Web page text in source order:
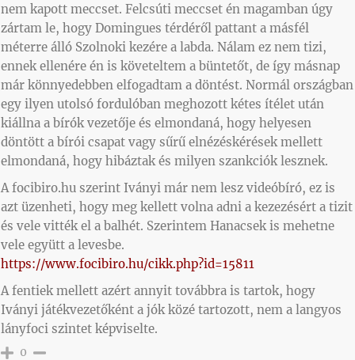
nem kapott meccset. Felcsúti meccset én magamban úgy
zártam le, hogy Domingues térdéről pattant a másfél
méterre álló Szolnoki kezére a labda. Nálam ez nem tizi,
ennek ellenére én is követeltem a büntetőt, de így másnap
már könnyedebben elfogadtam a döntést. Normál országban
egy ilyen utolsó fordulóban meghozott kétes ítélet után
kiállna a bírók vezetője és elmondaná, hogy helyesen
döntött a bírói csapat vagy sűrű elnézéskérések mellett
elmondaná, hogy hibáztak és milyen szankciók lesznek.
A focibiro.hu szerint Iványi már nem lesz videóbíró, ez is
azt üzenheti, hogy meg kellett volna adni a kezezésért a tizit
és vele vitték el a balhét. Szerintem Hanacsek is mehetne
vele együtt a levesbe.
https://www.focibiro.hu/cikk.php?id=15811
A fentiek mellett azért annyit továbbra is tartok, hogy
Iványi játékvezetőként a jók közé tartozott, nem a langyos
lányfoci szintet képviselte.
0